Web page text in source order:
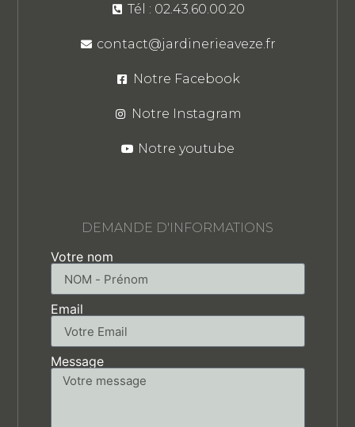
Tél : 02.43.60.00.20
contact@jardinerieaveze.fr
Notre Facebook
Notre Instagram
Notre youtube
DEMANDE D'INFORMATIONS
Votre nom
Email
Message